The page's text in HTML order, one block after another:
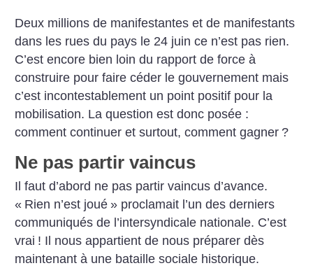
Deux millions de manifestantes et de manifestants
dans les rues du pays le 24 juin ce n’est pas rien.
C’est encore bien loin du rapport de force à
construire pour faire céder le gouvernement mais
c’est incontestablement un point positif pour la
mobilisation. La question est donc posée :
comment continuer et surtout, comment gagner ?
Ne pas partir vaincus
Il faut d’abord ne pas partir vaincus d’avance.
« Rien n’est joué » proclamait l’un des derniers
communiqués de l’intersyndicale nationale. C’est
vrai ! Il nous appartient de nous préparer dès
maintenant à une bataille sociale historique.